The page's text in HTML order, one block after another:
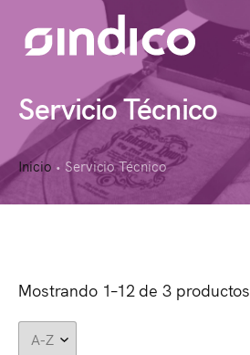
Servicio Técnico
Inicio • Servicio Técnico
Mostrando 1–12 de 3 productos